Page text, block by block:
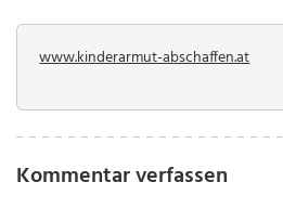
www.kinderarmut-abschaffen.at
Kommentar verfassen